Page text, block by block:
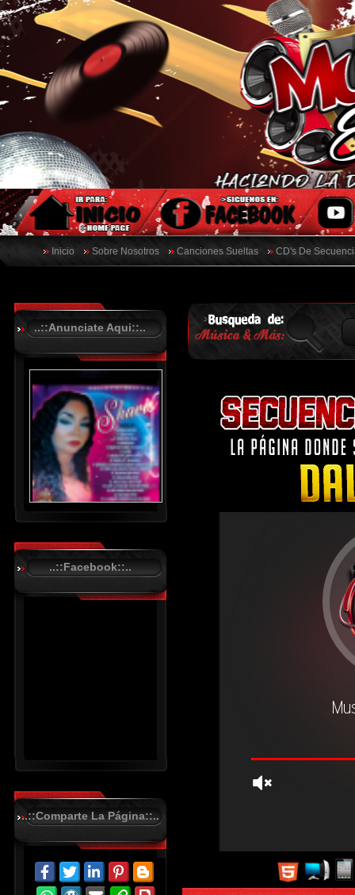
Inicio Sobre Nosotros Canciones Sueltas CD's De
..::Anunciate Aqui::..
..::Facebook::..
..::Comparte La Página::..
A